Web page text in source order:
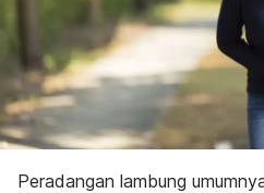
Peradangan lambung